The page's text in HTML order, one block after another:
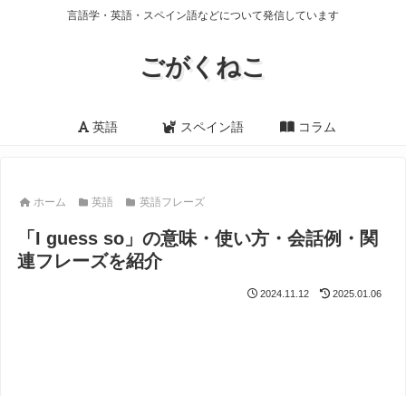
言語学・英語・スペイン語などについて発信しています
ごがくねこ
英語 スペイン語 コラム
ホーム 英語 英語フレーズ
「I guess so」の意味・使い方・会話例・関
連フレーズを紹介
2024.11.12 2025.01.06